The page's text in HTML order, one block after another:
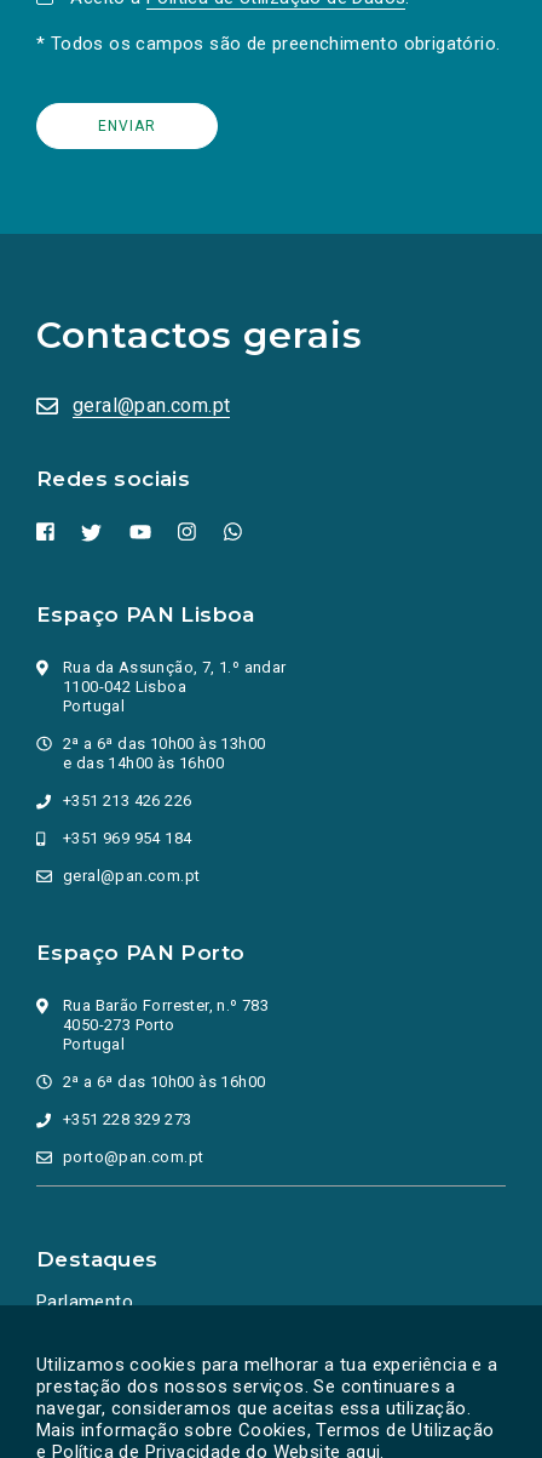
Utilizamos cookies para melhorar a tua experiência e a
prestação dos nossos serviços. Se continuares a
navegar, consideramos que aceitas essa utilização.
Mais informação sobre Cookies, Termos de Utilização
e Política de Privacidade do Website aqui.
* Todos os campos são de preenchimento obrigatório.
Contactos gerais
geral@pan.com.pt
Redes sociais
redes
sociais
numa
nova
Espaço PAN Lisboa
Rua da Assunção, 7, 1.º andar
1100-042 Lisboa
Portugal
2ª a 6ª das 10h00 às 13h00
e das 14h00 às 16h00
+351 213 426 226
+351 969 954 184
geral@pan.com.pt
Espaço PAN Porto
Rua Barão Forrester, n.º 783
4050-273 Porto
Portugal
2ª a 6ª das 10h00 às 16h00
+351 228 329 273
porto@pan.com.pt
Destaques
Parlamento